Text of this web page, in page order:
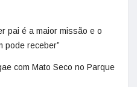
pai é a maior missão e o
pode receber”
com Mato Seco no Parque